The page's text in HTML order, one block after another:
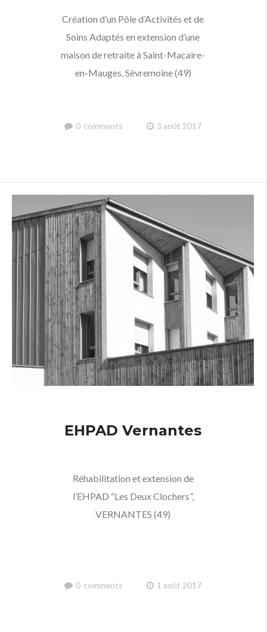
Création d’un Pôle d’Activités et de
Soins Adaptés en extension d’une
maison de retraite à Saint-Macaire-
en-Mauges, Sèvremoine (49)
0 comments 3 août 2017
EHPAD Vernantes
Réhabilitation et extension de
l’EHPAD “Les Deux Clochers”,
VERNANTES (49)
0 comments 1 août 2017